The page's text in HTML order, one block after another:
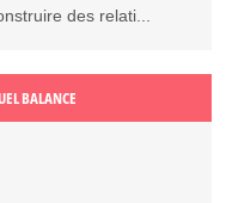
des relati...
BALANCE